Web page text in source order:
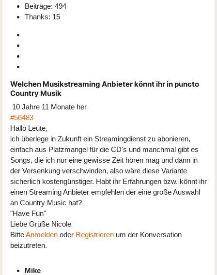
Beiträge: 494
Thanks: 15
Welchen Musikstreaming Anbieter könnt ihr in puncto
Country Musik
10 Jahre 11 Monate her
#56483
Hallo Leute,
ich überlege in Zukunft ein Streamingdienst zu abonieren,
einfach aus Platzmangel für die CD's und manchmal gibt es
Songs, die ich nur eine gewisse Zeit hören mag und dann in
der Versenkung verschwinden, also wäre diese Variante
sicherlich kostengünstiger. Habt ihr Erfahrungen bzw. könnt ihr
einen Streaming Anbieter empfehlen der eine große Auswahl
an Country Music hat?
"Have Fun"
Liebe Grüße Nicole
BitteAnmelden oder Registrieren um der Konversation
beizutreten.
Mike